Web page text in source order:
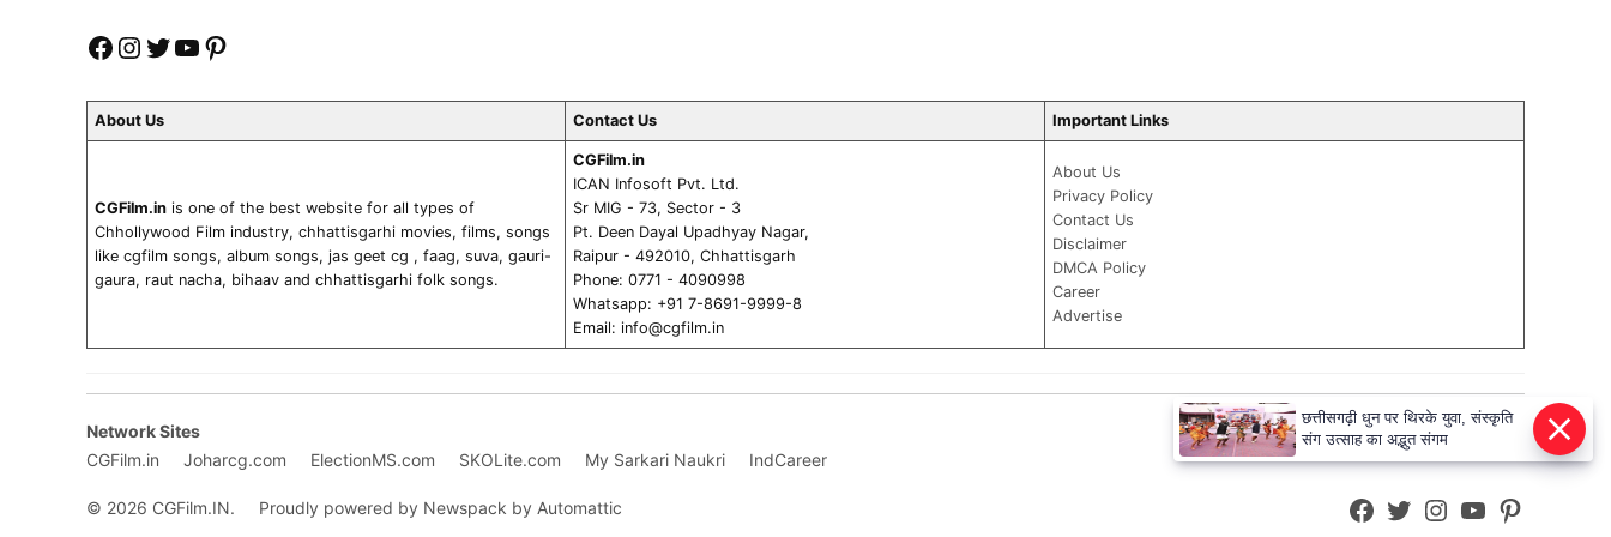
Facebook
Instagram
Twitter
YouTube
Pinterest
About Us Contact Us Important Links
CGFilm.in is one of the best website for all types of
Chhollywood Film industry, chhattisgarhi movies, films, songs
like cgfilm songs, album songs, jas geet cg , faag, suva, gauri-
gaura, raut nacha, bihaav and chhattisgarhi folk songs.
CGFilm.in
ICAN Infosoft Pvt. Ltd.
Sr MIG - 73, Sector - 3
Pt. Deen Dayal Upadhyay Nagar,
Raipur - 492010, Chhattisgarh
Phone: 0771 - 4090998
Whatsapp: +91 7-8691-9999-8
Email:info@cgfilm.in
About Us
Privacy Policy
Contact Us
Disclaimer
DMCA Policy
Career
Advertise
Network Sites
CGFilm.in
Joharcg.com ElectionMS.com SKOLite.com My Sarkari Naukri IndCareer
© 2026 CGFilm.IN. Proudly powered by Newspack by Automattic
FacebookTwitterInstagramYouTubePinterest
छत्तीसगढ़ी धुन पर थिरके युवा, संस्कृति
संग उत्साह का अद्भुत संगम